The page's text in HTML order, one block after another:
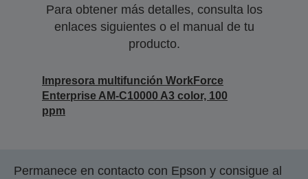
Para obtener más detalles, consulta los
enlaces siguientes o el manual de tu
producto.
Impresora multifunción WorkForce
Enterprise AM-C10000 A3 color, 100
ppm
Permanece en contacto con Epson y consigue al